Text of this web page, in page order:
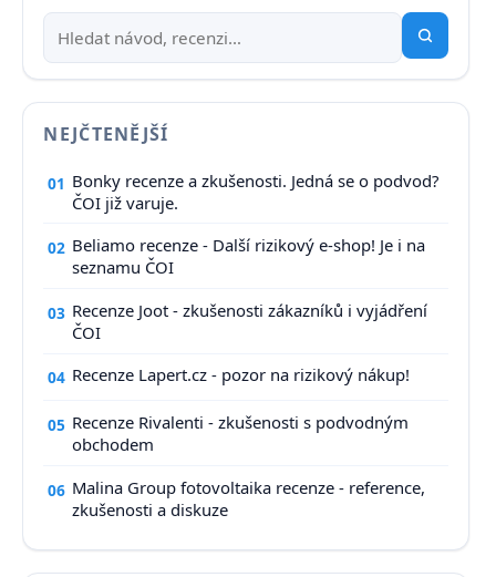
NEJČTENĚJŠÍ
01 Bonky recenze a zkušenosti. Jedná se o podvod?
ČOI již varuje.
02 Beliamo recenze - Další rizikový e-shop! Je i na
seznamu ČOI
03 Recenze Joot - zkušenosti zákazníků i vyjádření
ČOI
04 Recenze Lapert.cz - pozor na rizikový nákup!
05 Recenze Rivalenti - zkušenosti s podvodným
obchodem
06 Malina Group fotovoltaika recenze - reference,
zkušenosti a diskuze